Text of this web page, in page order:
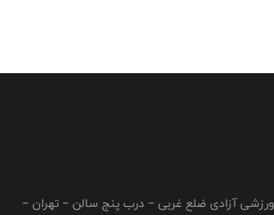
ورزشی آزادی ضلع غربی – درب پنج سالن – تهران –